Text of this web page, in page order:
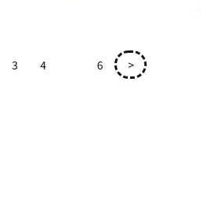
3 4 6 >